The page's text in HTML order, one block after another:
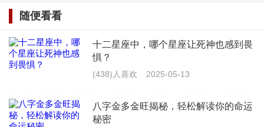
员的情绪和健康。
3、筑巢行为
：尤其是靠近通风口或窗户的地
方，可能会导致不良气息进入室内，影响家庭成员的
4、排泄物问题：还可能带来细菌和病毒，这对
随便看看
十二星座中，哪个星座让死神也感到畏
惧？
(438)人喜欢 2025-05-13
八字金多金旺揭秘，轻松解读你的命运
秘密